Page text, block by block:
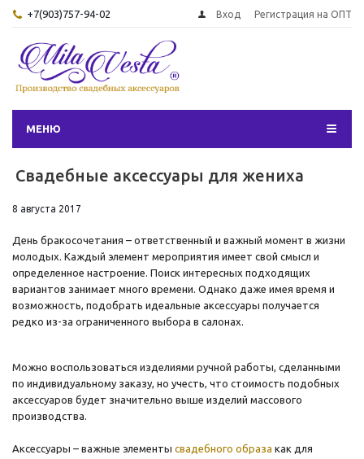
+7(903)757-94-02 Вход Регистрация на ОПТ
МЕНЮ
Свадебные аксессуары для жениха
8 августа 2017
День бракосочетания – ответственный и важный момент в жизни
молодых. Каждый элемент мероприятия имеет свой смысл и
определенное настроение. Поиск интересных подходящих
вариантов занимает много времени. Однако даже имея время и
возможность, подобрать идеальные аксессуары получается
редко из-за ограниченного выбора в салонах.
Можно воспользоваться изделиями ручной работы, сделанными
по индивидуальному заказу, но учесть, что стоимость подобных
аксессуаров будет значительно выше изделий массового
производства.
Аксессуары – важные элементы свадебного образа как для